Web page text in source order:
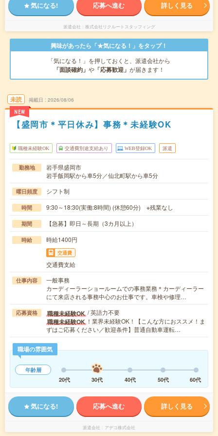
気になる! 応募へ進む 詳しく見る
派遣会社 株式会社リクルートスタッフィング
興味があったら「★気になる！」をタップ！
「気になる！」を押しておくと、派遣会社から
「面談確約」 や 「応募歓迎」 が届きます！
未読
NEW
掲載日 2026/08/06
【盛岡市＊平日休み】事務＊未経験OK
職種未経験OK 交通費別途支給あり WEB登録OK 派遣
勤務地
岩手県盛岡市
岩手飯岡駅から車5分／仙北町駅から車5分
曜日頻度 シフト制
時間 9:30～18:30(実働:8時間) (休憩60分) ※残業なし
期間 【急募】即日～長期（3カ月以上）
時給 時給1400円
交通費
交通費支給
仕事内容
一般事務
カーディーラーショールームでの事務業務＊カーディーラー
にて来店される事務中心のお仕事です。車検や修理…
応募資格 職種未経験OK / 英語力不要
職種未経験OK ！業界未経験OK！【こんな方におススメ！ま
ずはご応募ください／歓迎条件】普通自動車運転…
職場の雰囲気
年齢層
20代
30代 40代 50代 60代
気になる! 応募へ進む 詳しく見る
派遣会社 アデコ株式会社